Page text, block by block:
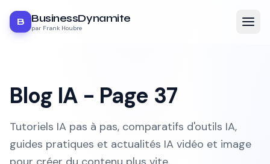
B BusinessDynamite
par Frank Houbre
Blog IA - Page 37
Tutoriels IA pas à pas, comparatifs d'outils IA,
guides pratiques et actualités IA vidéo et image